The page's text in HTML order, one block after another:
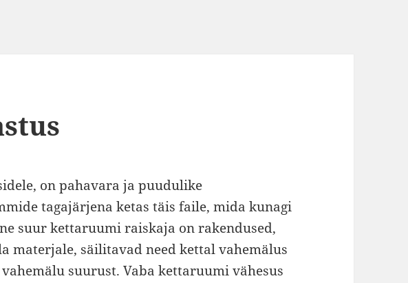
on pahavara ja puudulike
tagajärjena ketas täis faile, mida kunagi
suur kettaruumi raiskaja on rakendused,
materjale, säilitavad need kettal vahemälus
suurust. Vaba kettaruumi vähesus